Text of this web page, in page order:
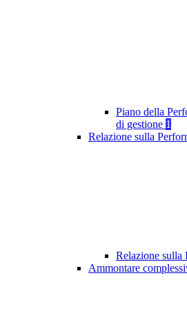
Piano della
di gestione 1
Relazione sulla
Relazione sulla
Ammontare